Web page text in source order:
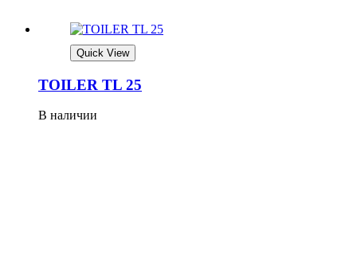
Quick View
TOILER TL 25
В наличии